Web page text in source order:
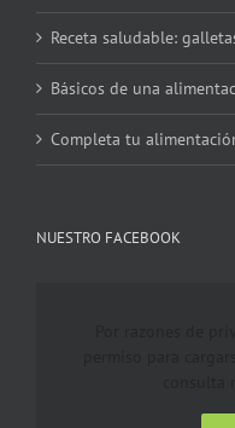
Receta saludable:
Básicos de una
Completa tu
NUESTRO FACEBOOK